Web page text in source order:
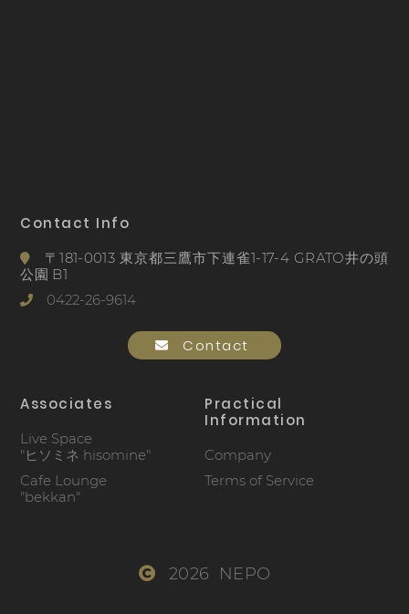
Contact Info
〒181-0013 東京都三鷹市下連雀1-17-4 GRATO井の頭
公園 B1
0422-26-9614
Contact
Associates
Live Space
"ヒソミネ hisomine"
Cafe Lounge
"bekkan"
Practical
Information
Company
Terms of Service
2026 NEPO